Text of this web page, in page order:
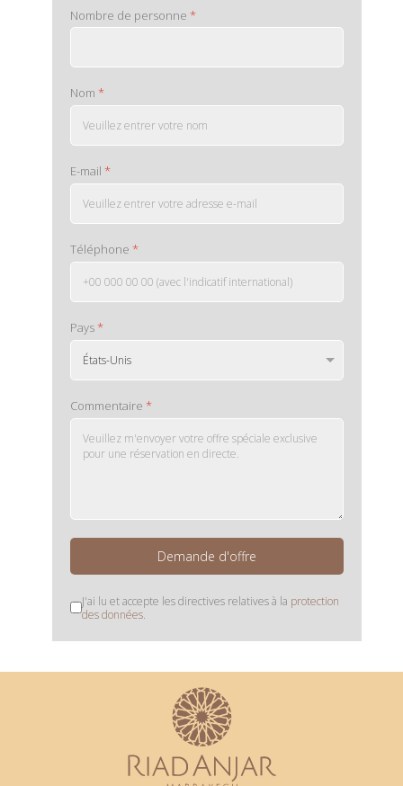
Nombre de personne *
Nom *
E-mail *
Téléphone *
Pays*
Commentaire *
Demande d'offre
J'ai lu et accepte les directives relatives à la protection
des données.